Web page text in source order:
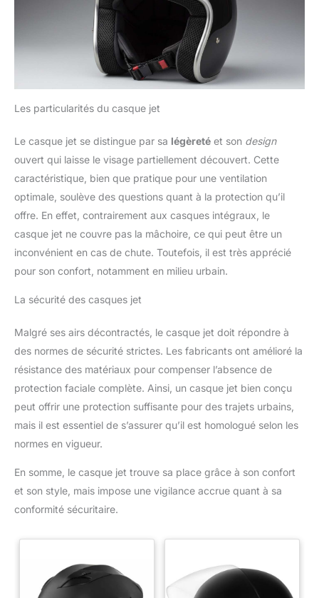
Les particularités du casque jet
Le casque jet se distingue par sa légèreté et son design
ouvert qui laisse le visage partiellement découvert. Cette
caractéristique, bien que pratique pour une ventilation
optimale, soulève des questions quant à la protection qu’il
offre. En effet, contrairement aux casques intégraux, le
casque jet ne couvre pas la mâchoire, ce qui peut être un
inconvénient en cas de chute. Toutefois, il est très apprécié
pour son confort, notamment en milieu urbain.
La sécurité des casques jet
Malgré ses airs décontractés, le casque jet doit répondre à
des normes de sécurité strictes. Les fabricants ont amélioré la
résistance des matériaux pour compenser l’absence de
protection faciale complète. Ainsi, un casque jet bien conçu
peut offrir une protection suffisante pour des trajets urbains,
mais il est essentiel de s’assurer qu’il est homologué selon les
normes en vigueur.
En somme, le casque jet trouve sa place grâce à son confort
et son style, mais impose une vigilance accrue quant à sa
conformité sécuritaire.